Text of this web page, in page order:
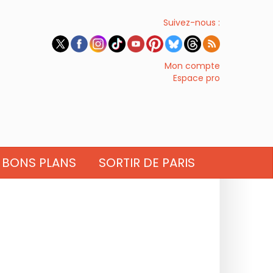
Suivez-nous :
Mon compte
Espace pro
BONS PLANS SORTIR DE PARIS